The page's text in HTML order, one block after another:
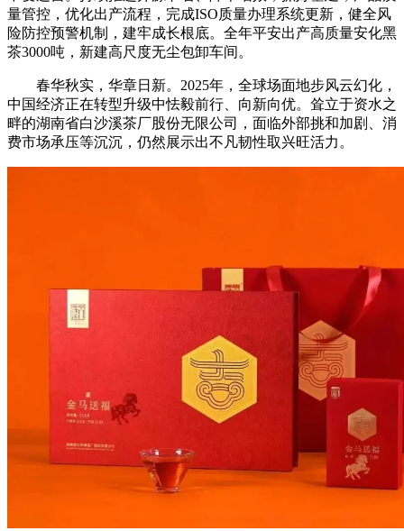
量管控，优化出产流程，完成ISO质量办理系统更新，健全风
险防控预警机制，建牢成长根底。全年平安出产高质量安化黑
茶3000吨，新建高尺度无尘包卸车间。
春华秋实，华章日新。2025年，全球场面地步风云幻化，
中国经济正在转型升级中怯毅前行、向新向优。耸立于资水之
畔的湖南省白沙溪茶厂股份无限公司，面临外部挑和加剧、消
费市场承压等沉沉，仍然展示出不凡韧性取兴旺活力。